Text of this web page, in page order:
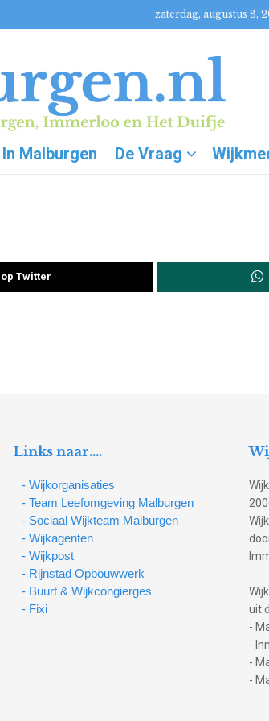
zaterdag, augustus 8,
In Malburgen De Vraag
Twitter
Links naar….
- Wijkorganisaties
- Team Leefomgeving Malburgen
- Sociaal Wijkteam Malburgen
- Wijkagenten
- Wijkpost
- Rijnstad Opbouwwerk
- Buurt & Wijkcongierges
- Fixi
uit
-
-
-
-